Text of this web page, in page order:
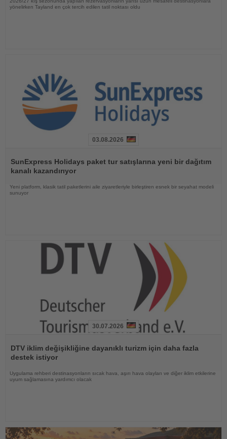
yönelirken Tayland en çok tercih edilen tatil noktası oldu
Oku
03.08.2026
SunExpress Holidays paket tur satışlarına yeni bir dağıtım
kanalı kazandırıyor
Yeni platform, klasik tatil paketlerini aile ziyaretleriyle birleştiren esnek bir seyahat modeli
sunuyor
Oku
30.07.2026
DTV iklim değişikliğine dayanıklı turizm için daha fazla
destek istiyor
Uygulama rehberi destinasyonların sıcak hava, aşırı hava olayları ve diğer iklim etkilerine
uyum sağlamasına yardımcı olacak